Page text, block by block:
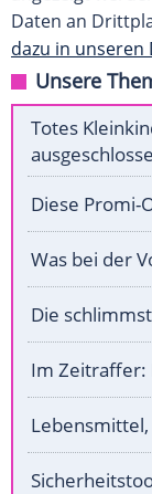
Daten an
dazu in unseren
Unsere
Totes
Diese Promi-
Was bei der
Die
Im Zeitraffer: